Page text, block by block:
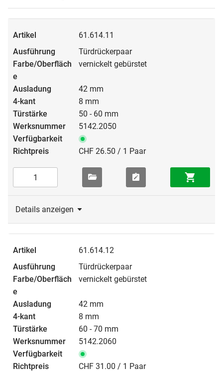
61.614.11
Türdrückerpaar
vernickelt gebürstet
42 mm
8 mm
50 - 60 mm
5142.2050
CHF 26.50 / 1 Paar
Details anzeigen
61.614.12
Türdrückerpaar
vernickelt gebürstet
42 mm
8 mm
60 - 70 mm
5142.2060
CHF 31.00 / 1 Paar